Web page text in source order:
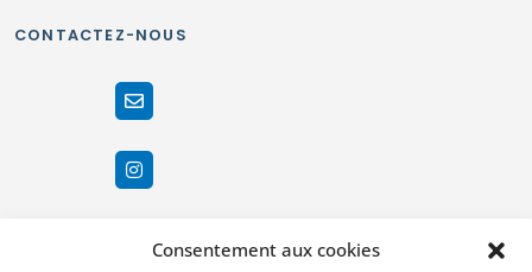
Consentement aux cookies
CONTACTEZ-NOUS